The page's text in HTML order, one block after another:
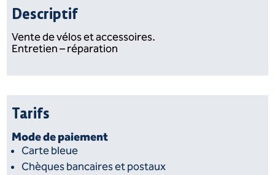
Descriptif
Vente de vélos et accessoires.
Entretien – réparation
Tarifs
Mode de paiement
Carte bleue
Chèques bancaires et postaux